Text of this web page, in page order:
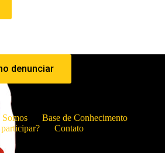
denunciar
Base de Conhecimento
Contato